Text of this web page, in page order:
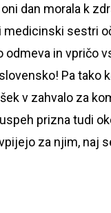
dan morala k
medicinski sestri
odmeva in vpričo
Pa tako
v zahvalo za
prizna tudi
za njim, naj